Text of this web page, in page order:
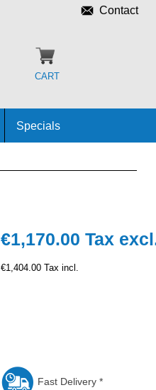
Contact
CART
Specials
€1,170.00Tax
€1,404.00 Tax incl.
Fast Delivery *